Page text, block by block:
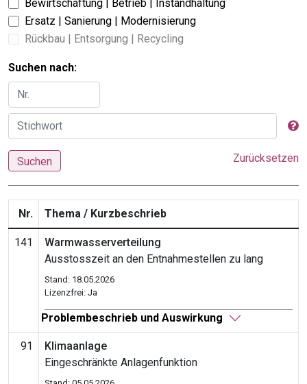
Bewirtschaftung | Betrieb | Instandhaltung
Ersatz | Sanierung | Modernisierung
Rückbau | Entsorgung | Recycling
Suchen nach:
Suchen Zurücksetzen
Nr. Thema / Kurzbeschrieb
141
Warmwasserverteilung
Ausstosszeit an den Entnahmestellen zu lang
Stand: 18.05.2026
Lizenzfrei: Ja
Problembeschrieb und Auswirkung
91
Klimaanlage
Eingeschränkte Anlagenfunktion